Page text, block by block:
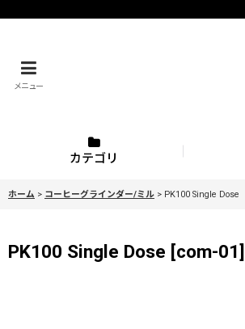
メニュー
カテゴリ
ホーム > コーヒーグラインダー/ミル > PK100 Single Dose
PK100 Single Dose [com-01]